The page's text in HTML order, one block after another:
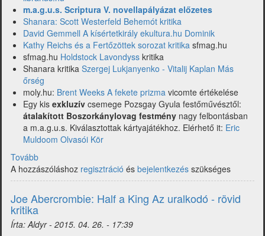
m.a.g.u.s. Scriptura V. novellapályázat előzetes
Shanara: Scott Westerfeld Behemót kritika
David Gemmell A kísértetkirály ekultura.hu Dominik
Kathy Reichs és a Fertőzöttek sorozat kritika sfmag.hu
sfmag.hu Holdstock Lavondyss kritika
Shanara kritika Szergej Lukjanyenko - Vitalij Kaplan Más
őrség
moly.hu: Brent Weeks A fekete prizma vicomte értékelése
Egy kis exkluzív csemege Pozsgay​ Gyula festőművésztől:
átalakított Boszorkánylovag festmény nagy felbontásban
a m.a.g.u.s. Kiválasztottak kártyajátékhoz. Elérhető it: Eric
Muldoom Olvasói Kör
Tovább
hírek
a
fantasy-
piacról
18-
A hozzászóláshoz regisztráció és bejelentkezés szükséges
Joe Abercrombie: Half a King Az uralkodó - rövid
kritika
Írta:Aldyr- 2015. 04. 26. - 17:39